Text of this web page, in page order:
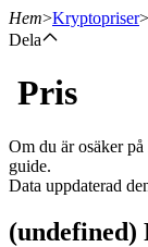
Terminer
Hem>Kryptopriser>
Dela
Pris
Om du är osäker
guide.
Data uppdaterad
(undefined)